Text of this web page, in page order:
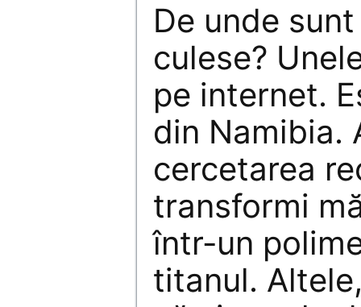
De unde
culese?
pe internet.
din Namibia.
cercetarea
transformi
într-un
titanul.